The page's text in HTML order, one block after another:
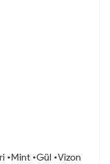
•Mint •Gül •Vizon